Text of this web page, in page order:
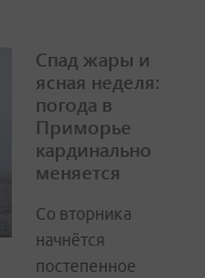
Спад жары и
ясная неделя:
погода в
Приморье
кардинально
меняется
Со вторника
начнётся
постепенное